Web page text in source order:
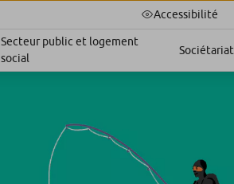
Accessibilité
Secteur public et logement
social
Sociétariat